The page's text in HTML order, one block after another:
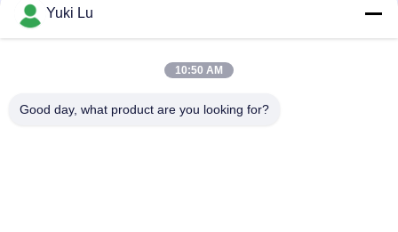
Bentuk Persegi Profil Ekstrusi Aluminium Berkualitas Tinggi
Untuk Pintu / Jendela
Black cnc Aluminium Turning and Milling Metal Parts Tube
Yuki Lu
10:50 AM
Good day, what product are you looking for?